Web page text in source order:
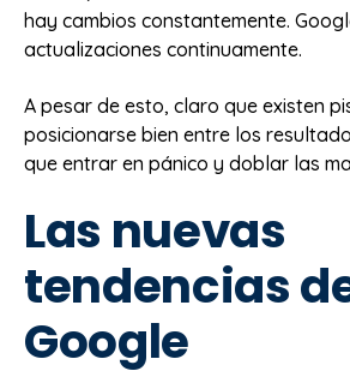
hay cambios constantemente.
actualizaciones continuamente.
A pesar de esto, claro que existen
posicionarse bien entre los
que entrar en pánico y doblar las
Las nuevas
tendencias
Google